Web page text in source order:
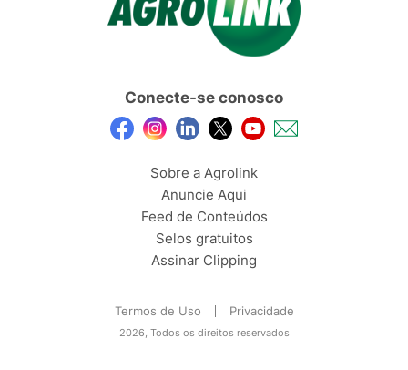
Conecte-se conosco
Sobre a Agrolink
Anuncie Aqui
Feed de Conteúdos
Selos gratuitos
Assinar Clipping
Termos de Uso Privacidade
2026, Todos os direitos reservados